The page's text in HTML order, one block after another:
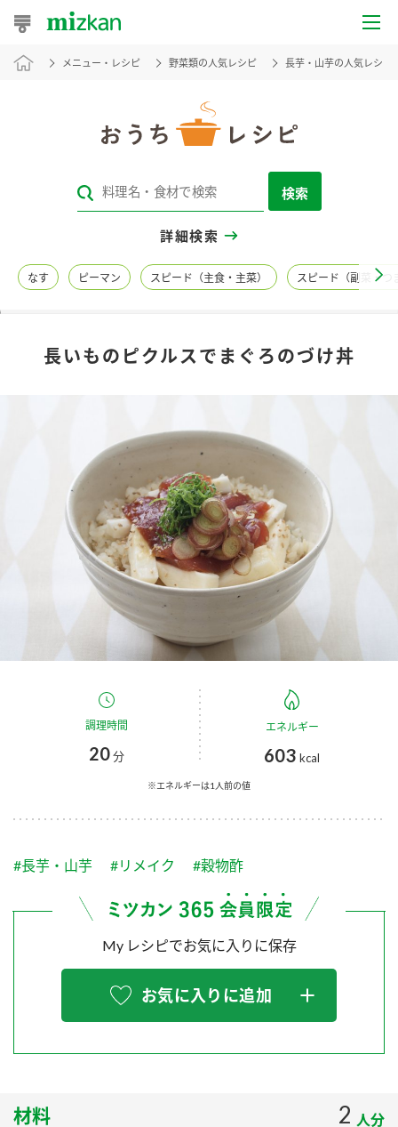
おうちレシピ
レシピカテゴリ一覧
レシピ名特集
商品情報
酢
お酢ドリンク ぽん酢
みりん風・料理酒 鍋用調味料
スープ 中華
ふりかけ おすしの素
炊き込みご飯の素 米飯用調味液
キャンペーン情報
ブランド・スペシャルサイト
ブランド・スペシャルサイト トップ
商品ブランドサイト
Fibee（ファイビー）
カンタン酢
お酢ドリンク
かおりの蔵
つゆ
納豆のサイト
スペシャルサイト
すしラボ
国内事業概要
ミツカングループについて
企業理念
ミツカンを知る
水の文化センター（アーカイブ）
ZENB initiative
MIM（ミツカンミュージアム）
お客様相談センター
お客様の声をいかしました
販売終了製品のご案内
よくあるご質問
メニュー・レシピ 野菜類の人気レシピ 長芋・山芋の人気レシピ
検索
詳細検索
なす ピーマン スピード（主食・主菜） スピード（副菜・つ
長いものピクルスでまぐろのづけ丼
調理時間
20分
エネルギー
603 kcal
※エネルギーは1人前の値
#長芋・山芋 #リメイク #穀物酢
My レシピでお気に入りに保存
お気に入りに追加
材料 2 人分